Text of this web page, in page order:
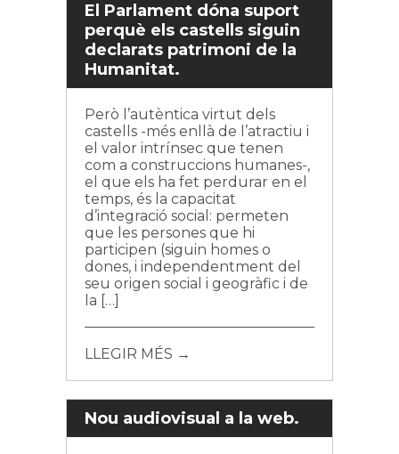
El Parlament dóna suport
perquè els castells siguin
declarats patrimoni de la
Humanitat.
Però l’autèntica virtut dels
castells -més enllà de l’atractiu i
el valor intrínsec que tenen
com a construccions humanes-,
el que els ha fet perdurar en el
temps, és la capacitat
d’integració social: permeten
que les persones que hi
participen (siguin homes o
dones, i independentment del
seu origen social i geogràfic i de
la […]
LLEGIR MÉS →
Nou audiovisual a la web.